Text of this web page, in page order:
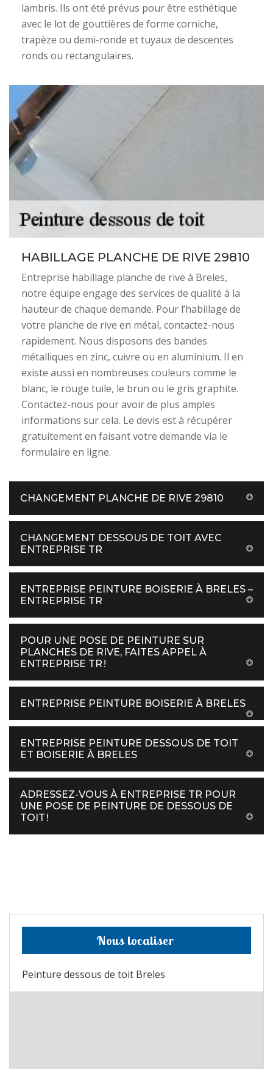
lambris. Ils ont été prévus pour être esthétique
avec le lot de gouttières de forme corniche,
trapèze ou demi-ronde et tuyaux de descentes
ronds ou rectangulaires.
HABILLAGE PLANCHE DE RIVE 29810
Entreprise habillage planche de rive à Breles,
notre équipe engage des services de qualité à la
hauteur de chaque demande. Pour l’habillage de
votre planche de rive en métal, contactez-nous
rapidement. Nous disposons des bandes
métalliques en zinc, cuivre ou en aluminium. Il en
existe aussi en nombreuses couleurs comme le
blanc, le rouge tuile, le brun ou le gris graphite.
Contactez-nous pour avoir de plus amples
informations sur cela. Le devis est à récupérer
gratuitement en faisant votre demande via le
formulaire en ligne.
CHANGEMENT PLANCHE DE RIVE 29810
CHANGEMENT DESSOUS DE TOIT AVEC
ENTREPRISE TR
ENTREPRISE PEINTURE BOISERIE À BRELES –
ENTREPRISE TR
POUR UNE POSE DE PEINTURE SUR
PLANCHES DE RIVE, FAITES APPEL À
ENTREPRISE TR !
ENTREPRISE PEINTURE BOISERIE À BRELES
ENTREPRISE PEINTURE DESSOUS DE TOIT
ET BOISERIE À BRELES
ADRESSEZ-VOUS À ENTREPRISE TR POUR
UNE POSE DE PEINTURE DE DESSOUS DE
TOIT !
Nous localiser
Peinture dessous de toit Breles